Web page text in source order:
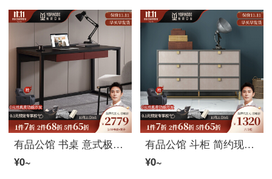
有品公馆 书桌 意式极简书桌北欧ins风简约现代书房轻奢电脑桌办公桌书桌椅组合 书桌120*60*78 书桌+椅子
¥0~
有品公馆 斗柜 简约现代六斗柜储物柜北欧小户型客厅组合六斗柜厨房经济型收纳 六斗柜120*40*72
¥0~